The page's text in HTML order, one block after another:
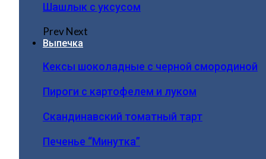
Шашлык с уксусом
PrevNext
Выпечка
Кексы шоколадные с черной смородиной
Пироги c картофелем и луком
Скандинавский томатный тарт
Печенье “Минутка”